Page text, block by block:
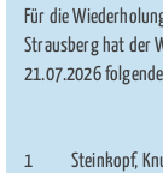
Für die
Strausberg hat der
21.07.2026
1 Steinkopf,